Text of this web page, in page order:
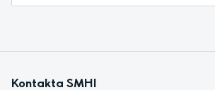
Kontakta SMHI